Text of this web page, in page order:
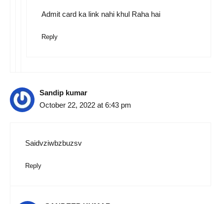
Admit card ka link nahi khul Raha hai
Reply
Sandip kumar
October 22, 2022 at 6:43 pm
Saidvziwbzbuzsv
Reply